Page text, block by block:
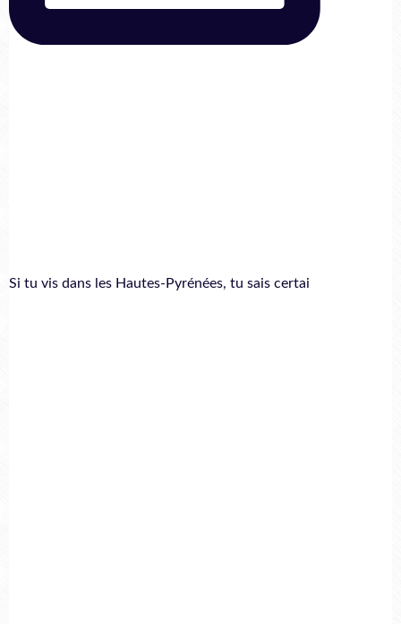
Si tu vis dans les Hautes-Pyrénées, tu sais certai